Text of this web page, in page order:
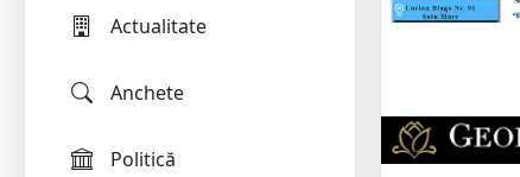
Actualitate
Anchete
Politică